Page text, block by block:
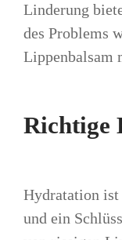
Linderung
des Problems
Lippenbalsam
Richtige
Hydratation ist
und ein